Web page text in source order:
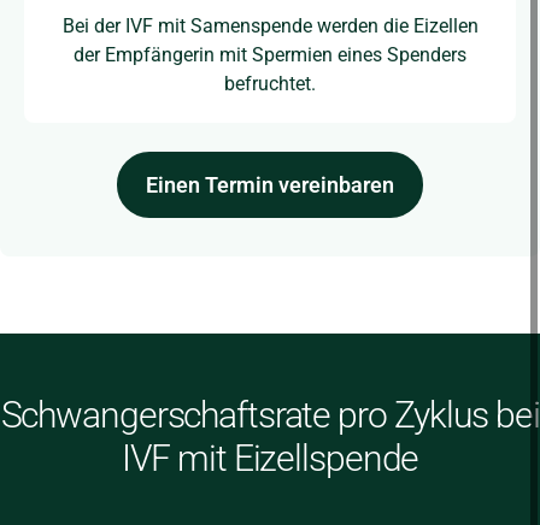
Bei der IVF mit Samenspende werden die Eizellen
der Empfängerin mit Spermien eines Spenders
befruchtet.
Einen Termin vereinbaren
Schwangerschaftsrate pro Zyklus bei
IVF mit Eizellspende